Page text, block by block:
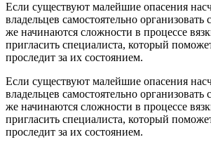
Если существуют малейшие опасения
владельцев самостоятельно
же начинаются сложности в процессе
пригласить специалиста, который
проследит за их состоянием.
Если существуют малейшие опасения
владельцев самостоятельно
же начинаются сложности в процессе
пригласить специалиста, который
проследит за их состоянием.